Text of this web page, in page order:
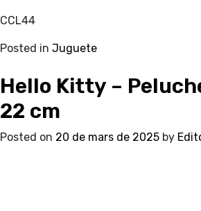
CCL44
Posted in Juguete
Hello Kitty –
22 cm
Posted on 20 de mars de 2025 by